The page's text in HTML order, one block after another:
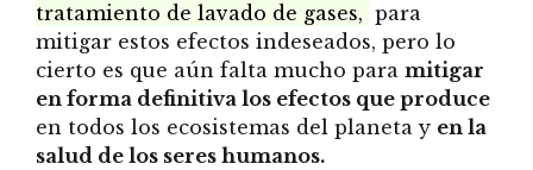
tratamiento de lavado de gases, para
mitigar estos efectos indeseados, pero lo
cierto es que aún falta mucho para mitigar
en forma definitiva los efectos que produce
en todos los ecosistemas del planeta y en la
salud de los seres humanos.